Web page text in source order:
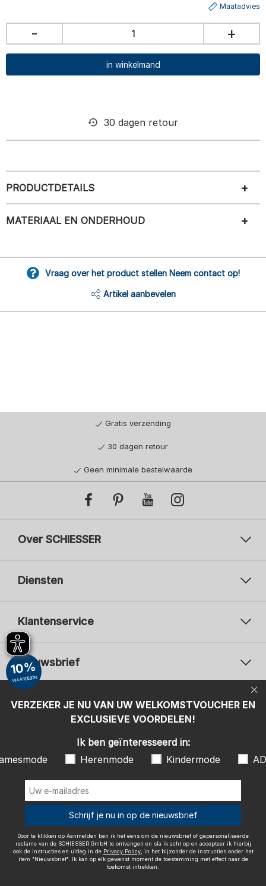
Maatadvies
- +
in winkelmand
30 dagen retour
PRODUCTDETAILS
MATERIAAL EN ONDERHOUD
Vraag over het product stellen Neem contact op!
Artikel aanbevelen
Gratis verzending
30 dagen retour
Geen minimale bestelwaarde
Over SCHIESSER
Diensten
Klantenservice
Nieuwsbrief
Uw
Uw e-mailadres
Aanmelden
Herenmode
ADIDAS
Door te klikken op Aanmelden ben ik het eens om de nieuwsbrief of
gepersonaliseerde reclame van de SCHIESSER GmbH te ontvangen en
sla ik acht op en accepteer ik hierbij ook de instructies en uitleg in de
, in het bijzonder de instructies onder het item
effect naar de toekomst intrekken.
Betaalwijzen
Wij bezorgen met
VERZEKER JE NU VAN UW WELKOMSTVOUCHER EN
EXCLUSIEVE VOORDELEN!
10%
WAARDEBON
Ik ben geïnteresseerd in:
Herenmode Kindermode
Schrijf je nu in op de nieuwsbrief
Door te klikken op Aanmelden ben ik het eens om de nieuwsbrief of gepersonaliseerde
reclame van de SCHIESSER GmbH te ontvangen en sla ik acht op en accepteer ik hierbij
ook de instructies en uitleg in de Privacy Policy, in het bijzonder de instructies onder het
item "Nieuwsbrief". Ik kan op elk gewenst moment de toestemming met effect naar de
toekomst intrekken.